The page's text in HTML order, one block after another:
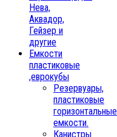
Нева,
Аквадор,
Гейзер и
другие
Емкости
пластиковые
,еврокубы
Резервуары,
пластиковые
горизонтальные
емкости.
Канистры